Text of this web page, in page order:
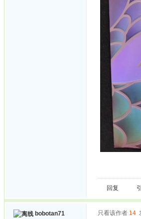
回复
bobotan71 只看该作者 14